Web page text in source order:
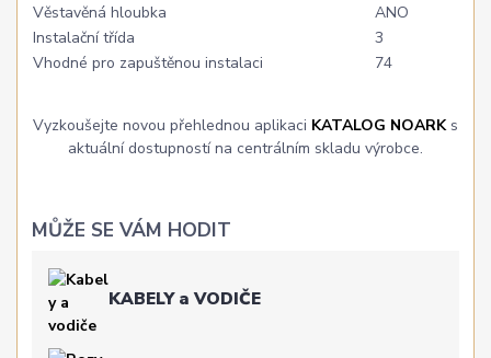
Věstavěná hloubka
ANO
Instalační třída
3
Vhodné pro zapuštěnou instalaci
74
Vyzkoušejte novou přehlednou aplikaci KATALOG NOARKs
aktuální dostupností na centrálním skladu výrobce.
MŮŽE SE VÁM HODIT
KABELY a VODIČE